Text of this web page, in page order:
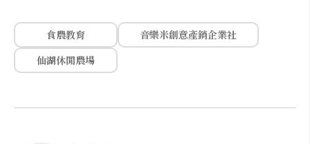
食農教育
音樂米創意產銷企業社
仙湖休閒農場